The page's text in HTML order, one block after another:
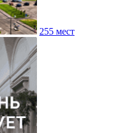
255 мест